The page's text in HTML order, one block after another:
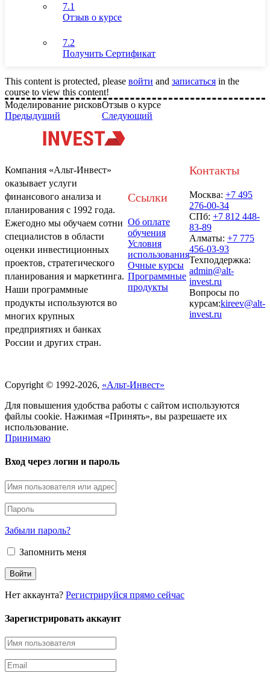
7.1
Отзыв о курсе
7.2
Получить Сертификат
This content is protected, please войти and записаться in the
course to view this content!
Моделирование рисков
Предыдущий
Отзыв о курсе
Следующий
Компания «Альт-Инвест»
оказывает услуги
финансового анализа и
планирования с 1992 года.
Ежегодно мы обучаем сотни
специалистов в области
оценки инвестиционных
проектов, стратегического
планирования и маркетинга.
Наши программные
продукты используются во
многих крупных
предприятиях и банках
России и других стран.
Ссылки
Об оплате
обучения
Условия
использования
Очные курсы
Программные
продукты
Контакты
Москва: +7 495
276-00-34
СПб: +7 812 448-
83-89
Алматы: +7 775
456-03-93
Техподдержка:
admin@alt-
invest.ru
Вопросы по
курсам:kireev@alt-
invest.ru
Copyright © 1992-2026, «Альт-Инвест»
Для повышения удобства работы с сайтом используются
файлы cookie. Нажимая «Принять», вы разрешаете их
использование.
Принимаю
Вход через логин и пароль
Забыли пароль?
Запомнить меня
Нет аккаунта? Регистрируйся прямо сейчас
Зарегистрировать аккаунт